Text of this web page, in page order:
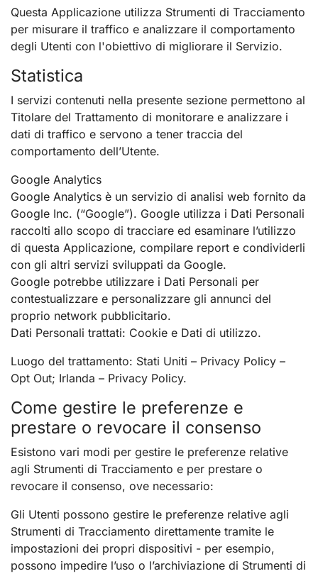
Questa Applicazione utilizza Strumenti di Tracciamento
per misurare il traffico e analizzare il comportamento
degli Utenti con l'obiettivo di migliorare il Servizio.
Statistica
I servizi contenuti nella presente sezione permettono al
Titolare del Trattamento di monitorare e analizzare i
dati di traffico e servono a tener traccia del
comportamento dell’Utente.
Google Analytics
Google Analytics è un servizio di analisi web fornito da
Google Inc. (“Google”). Google utilizza i Dati Personali
raccolti allo scopo di tracciare ed esaminare l’utilizzo
di questa Applicazione, compilare report e condividerli
con gli altri servizi sviluppati da Google.
Google potrebbe utilizzare i Dati Personali per
contestualizzare e personalizzare gli annunci del
proprio network pubblicitario.
Dati Personali trattati: Cookie e Dati di utilizzo.
Luogo del trattamento: Stati Uniti – Privacy Policy –
Opt Out; Irlanda – Privacy Policy.
Come gestire le preferenze e
prestare o revocare il consenso
Esistono vari modi per gestire le preferenze relative
agli Strumenti di Tracciamento e per prestare o
revocare il consenso, ove necessario:
Gli Utenti possono gestire le preferenze relative agli
Strumenti di Tracciamento direttamente tramite le
impostazioni dei propri dispositivi - per esempio,
possono impedire l’uso o l’archiviazione di Strumenti di